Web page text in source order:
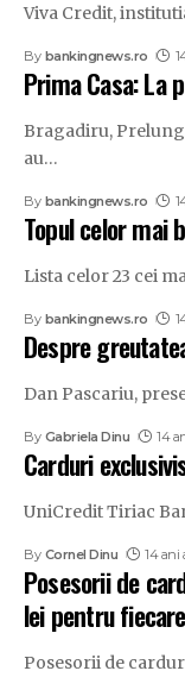
Viva Credit,
By bankingnews.ro
Prima Casa: La
Bragadiru,
au…
By bankingnews.ro
Topul celor mai
Lista celor 23 cei
By bankingnews.ro
Despre
Dan Pascariu,
By Gabriela Dinu 14
Carduri
UniCredit Tiriac
By Cornel Dinu 14 ani
Posesorii de
lei pentru
Posesorii de